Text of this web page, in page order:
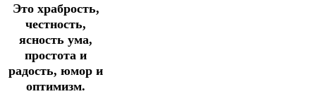
Это храбрость,
честность,
ясность ума,
простота и
радость, юмор и
оптимизм.